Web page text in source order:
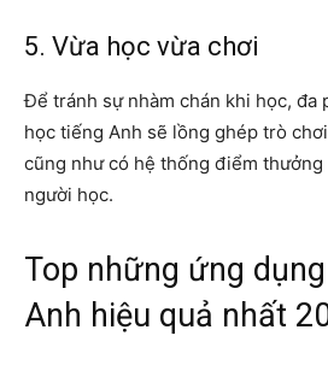
5. Vừa học vừa chơi
Để tránh sự nhàm chán khi học, đa
học tiếng Anh sẽ lồng ghép trò
cũng như có hệ thống điểm
người học.
Top những ứng
Anh hiệu quả nhất